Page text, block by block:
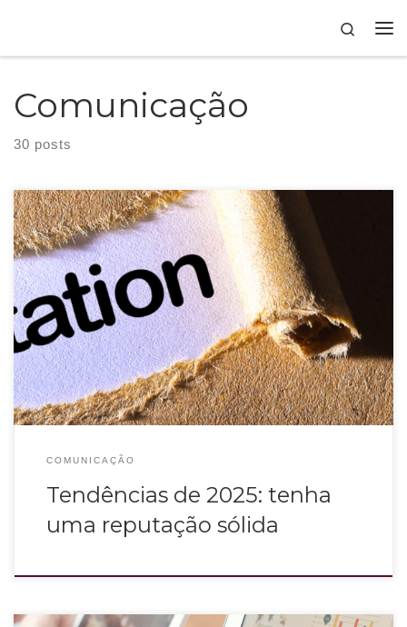
Search
Comunicação
30 posts
As transformações no mundo corporativo, assim como na tecnologia, estão
acontecendo cada vez mais rápido e as tendências também podem mudar
muito de forma abrupta. Na comunicação e no marketing isso não é
diferente. Mas quais as tendências principais podemos desenvolver em 2025
para alcançarmos nossos objetivos? Inteligência Artificial continua
COMUNICAÇÃO
Tendências de 2025: tenha
uma reputação sólida